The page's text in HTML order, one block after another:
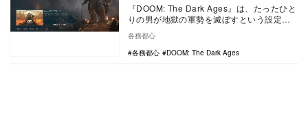
Dark Ages』プレイレポート
『DOOM: The Dark Ages』は、たったひと
りの男が地獄の軍勢を滅ぼすという設定の
ド派手なFPSである。『DOOM（…
各務都心
各務都心
DOOM: The Dark Ages